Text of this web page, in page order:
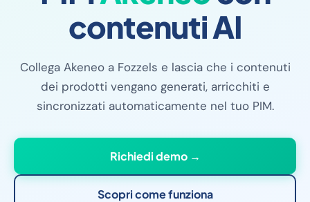
contenuti AI
Collega Akeneo a Fozzels e lascia che i contenuti
dei prodotti vengano generati, arricchiti e
sincronizzati automaticamente nel tuo PIM.
Richiedi demo →
Scopri come funziona